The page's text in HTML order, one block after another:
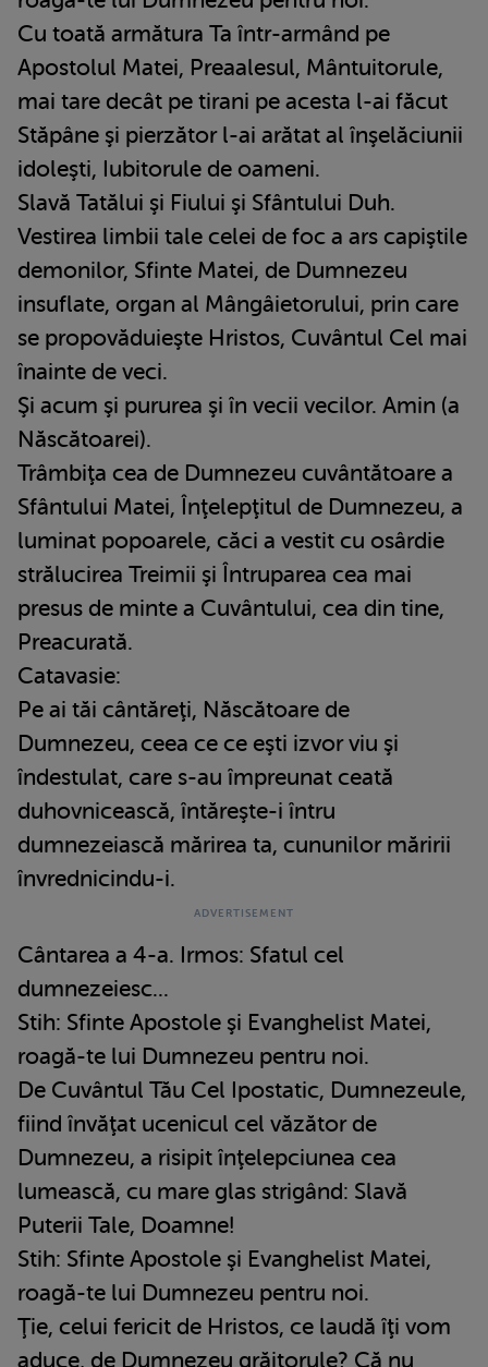
Cu toată armătura Ta într-armând pe
Apostolul Matei, Preaalesul, Mântuitorule,
mai tare decât pe tirani pe acesta l-ai făcut
Stăpâne şi pierzător l-ai arătat al înşelăciunii
idoleşti, Iubitorule de oameni.
Slavă Tatălui şi Fiului şi Sfântului Duh.
Vestirea limbii tale celei de foc a ars capiştile
demonilor, Sfinte Matei, de Dumnezeu
insuflate, organ al Mângâietorului, prin care
se propovăduieşte Hristos, Cuvântul Cel mai
înainte de veci.
Şi acum şi pururea şi în vecii vecilor. Amin (a
Născătoarei).
Trâmbiţa cea de Dumnezeu cuvântătoare a
Sfântului Matei, Înţelepţitul de Dumnezeu, a
luminat popoarele, căci a vestit cu osârdie
strălucirea Treimii şi Întruparea cea mai
presus de minte a Cuvântului, cea din tine,
Preacurată.
Catavasie:
Pe ai tăi cântăreţi, Născătoare de
Dumnezeu, ceea ce ce eşti izvor viu şi
îndestulat, care s-au împreunat ceată
duhovnicească, întăreşte-i întru
dumnezeiască mărirea ta, cununilor măririi
învrednicindu-i.
Cântarea a 4-a. Irmos: Sfatul cel
dumnezeiesc...
Stih: Sfinte Apostole şi Evanghelist Matei,
roagă-te lui Dumnezeu pentru noi.
De Cuvântul Tău Cel Ipostatic, Dumnezeule,
fiind învăţat ucenicul cel văzător de
Dumnezeu, a risipit înţelepciunea cea
lumească, cu mare glas strigând: Slavă
Puterii Tale, Doamne!
Stih: Sfinte Apostole şi Evanghelist Matei,
roagă-te lui Dumnezeu pentru noi.
Ţie, celui fericit de Hristos, ce laudă îţi vom
aduce, de Dumnezeu grăitorule? Că nu